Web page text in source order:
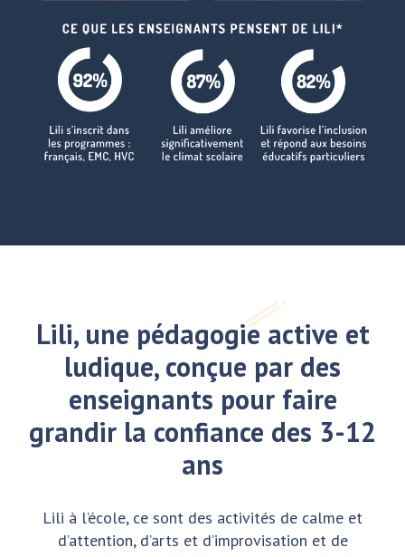
Lili, une pédagogie active et
ludique, conçue par des
enseignants pour faire
grandir la confiance des 3-12
ans
Lili à l’école, ce sont des activités de calme et
d’attention, d’arts et d’improvisation et de